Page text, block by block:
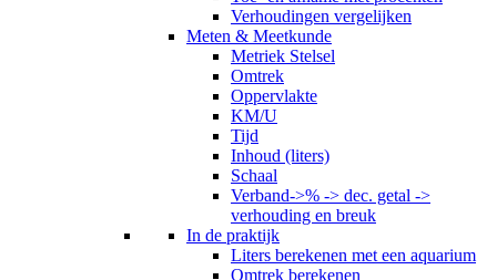
Verhoudingen vergelijken
Meten & Meetkunde
Metriek Stelsel
Omtrek
Oppervlakte
KM/U
Tijd
Inhoud (liters)
Schaal
Verband->% -> dec. getal ->
verhouding en breuk
In de praktijk
Liters berekenen met een aquarium
Omtrek berekenen